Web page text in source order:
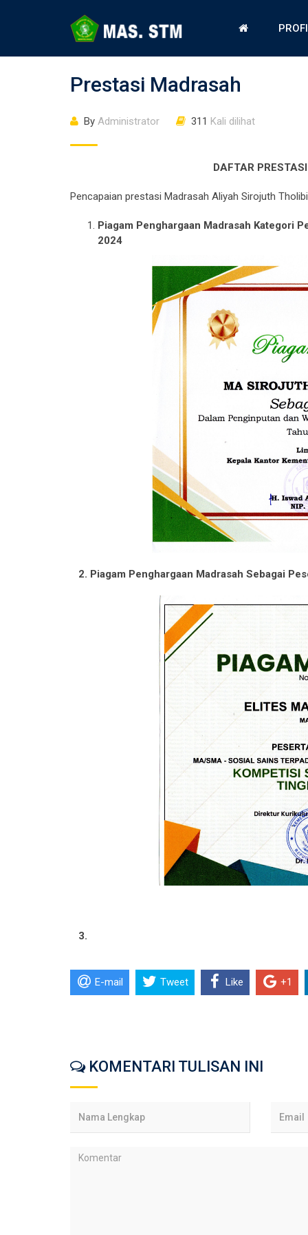
Prestasi Madrasah
By Administrator 311 Kali dilihat
DAFTAR
Pencapaian prestasi Madrasah Aliyah Sirojuth
Piagam Penghargaan Madrasah Kategori
2024
2. Piagam Penghargaan Madrasah Sebagai
3.
E-mail Tweet Like +1
KOMENTARI TULISAN INI